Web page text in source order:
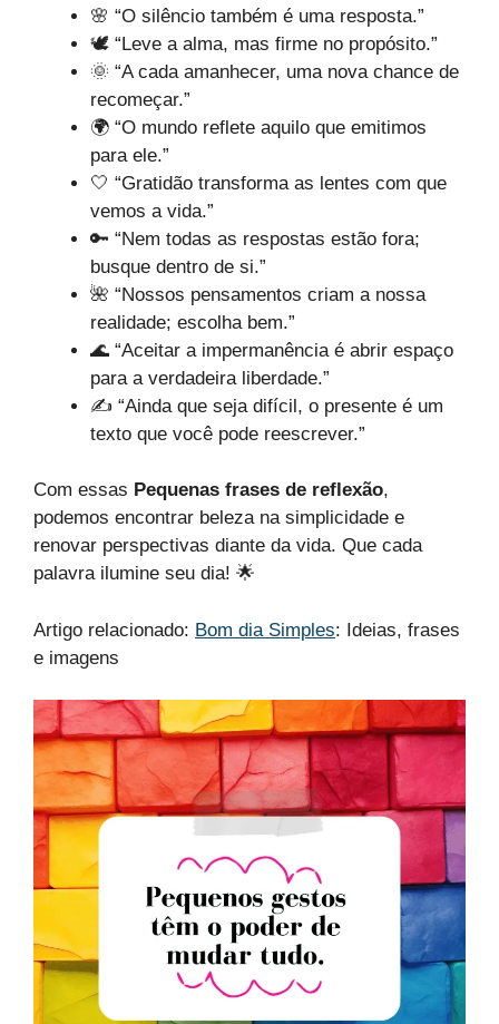
🌸 “O silêncio também é uma resposta.”
🕊️ “Leve a alma, mas firme no propósito.”
🌞 “A cada amanhecer, uma nova chance de
recomeçar.”
🌍 “O mundo reflete aquilo que emitimos
para ele.”
🤍 “Gratidão transforma as lentes com que
vemos a vida.”
🔑 “Nem todas as respostas estão fora;
busque dentro de si.”
🌺 “Nossos pensamentos criam a nossa
realidade; escolha bem.”
🌊 “Aceitar a impermanência é abrir espaço
para a verdadeira liberdade.”
✍️ “Ainda que seja difícil, o presente é um
texto que você pode reescrever.”
Com essas Pequenas frases de reflexão,
podemos encontrar beleza na simplicidade e
renovar perspectivas diante da vida. Que cada
palavra ilumine seu dia! 🌟
Artigo relacionado: Bom dia Simples​: Ideias, frases
e imagens